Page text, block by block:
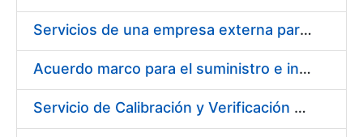
Servicios de una empresa externa para el asesoramiento y resolución de los recursos de alzada que se presentan relacionados con procesos de selección para la FNMT-RCM
Acuerdo marco para el suministro e instalación de persianas, estores y otros complementos
Servicio de Calibración y Verificación Externa de los Equipos de Medición del Servicio de Prevención de la FNMT-RCM